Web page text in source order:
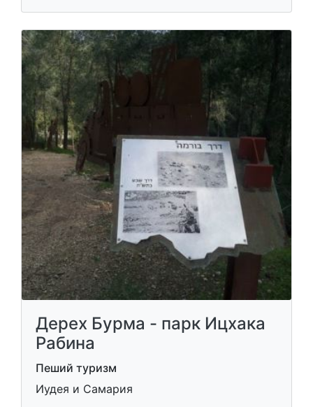
Дерех Бурма - парк Ицхака
Рабина
Пеший туризм
Иудея и Самария